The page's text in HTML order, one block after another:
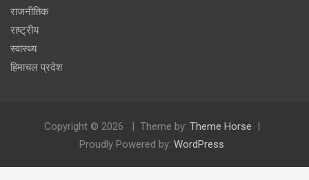
राजनीतिक
राष्ट्रीय
स्वास्थ्य
हिमाचल प्रदेश
Copyright © 2026 Theme by: Theme Horse
Proudly Powered by: WordPress